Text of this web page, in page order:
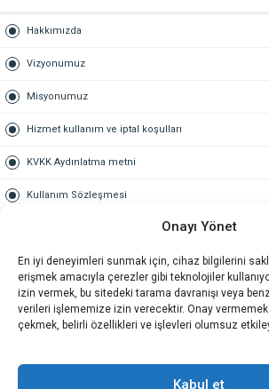
Onayı Yönet
En iyi deneyimleri sunmak için, cihaz bilgilerini
erişmek amacıyla çerezler gibi teknolojiler
izin vermek, bu sitedeki tarama davranışı veya
verileri işlememize izin verecektir. Onay vermemek
çekmek, belirli özellikleri ve işlevleri olumsuz
Kabul et
Hakkımızda
Vizyonumuz
Misyonumuz
Hizmet kullanım ve iptal koşulları
KVKK Aydınlatma metni
Kullanım Sözleşmesi
Gold üyelik nedir
Kariyer